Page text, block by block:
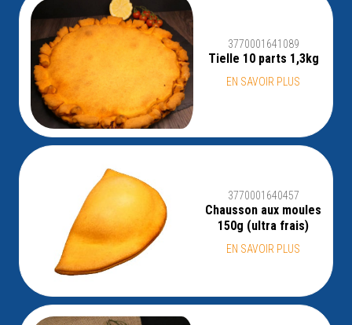
3770001641089
Tielle 10 parts 1,3kg
EN SAVOIR PLUS
3770001640457
Chausson aux moules
150g (ultra frais)
EN SAVOIR PLUS